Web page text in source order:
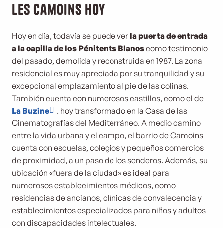
Les Camoins hoy
Hoy en día, todavía se puede ver la puerta de entrada
a la capilla de los Pénitents Blancscomo testimonio
del pasado, demolida y reconstruida en 1987. La zona
residencial es muy apreciada por su tranquilidad y su
excepcional emplazamiento al pie de las colinas.
También cuenta con numerosos castillos, como el de
La Buzine
, hoy transformado en la Casa de las
Cinematografías del Mediterráneo. A medio camino
entre la vida urbana y el campo, el barrio de Camoins
cuenta con escuelas, colegios y pequeños comercios
de proximidad, a un paso de los senderos. Además, su
ubicación «fuera de la ciudad» es ideal para
numerosos establecimientos médicos, como
residencias de ancianos, clínicas de convalecencia y
establecimientos especializados para niños y adultos
con discapacidades intelectuales.